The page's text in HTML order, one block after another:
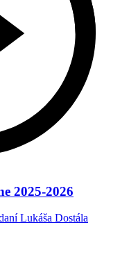
2025-2026
Lukáša Dostála